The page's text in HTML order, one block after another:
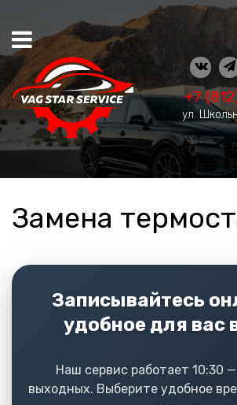
+7
ул.
Замена
Записывайтесь
удобное для вас
Наш сервис работает 10:30
выходных. Выберите удобное